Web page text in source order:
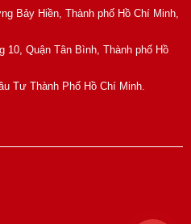
Bảy Hiền, Thành phố Hồ Chí Minh,
10, Quận Tân Bình, Thành phố Hồ
Tư Thành Phố Hồ Chí Minh.